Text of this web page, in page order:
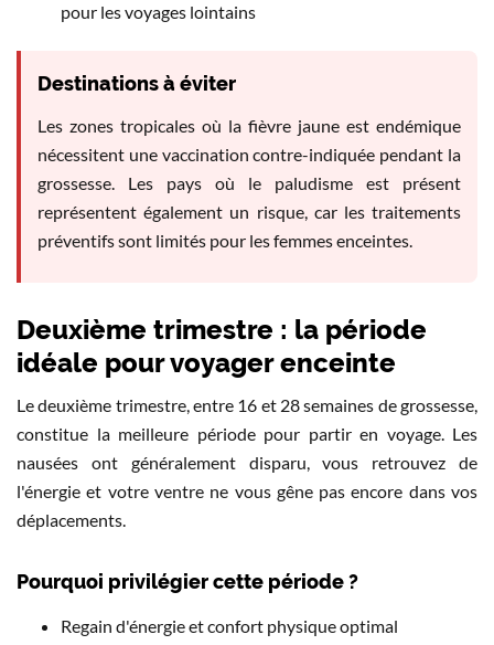
pour les voyages lointains
Destinations à éviter
Les zones tropicales où la fièvre jaune est endémique
nécessitent une vaccination contre-indiquée pendant la
grossesse. Les pays où le paludisme est présent
représentent également un risque, car les traitements
préventifs sont limités pour les femmes enceintes.
Deuxième trimestre : la période
idéale pour voyager enceinte
Le deuxième trimestre, entre 16 et 28 semaines de grossesse,
constitue la meilleure période pour partir en voyage. Les
nausées ont généralement disparu, vous retrouvez de
l'énergie et votre ventre ne vous gêne pas encore dans vos
déplacements.
Pourquoi privilégier cette période ?
Regain d'énergie et confort physique optimal